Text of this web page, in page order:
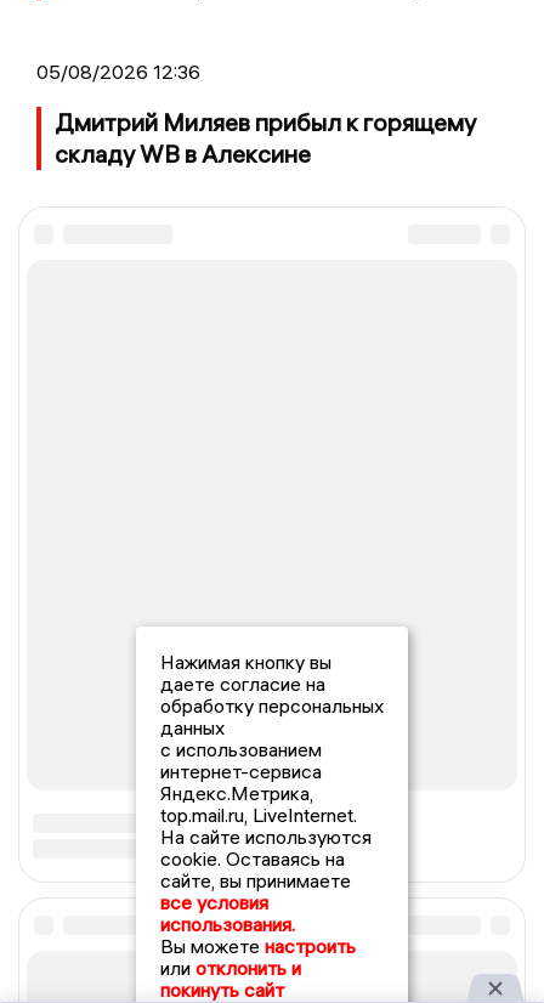
05/08/2026 12:36
Дмитрий Миляев прибыл к горящему
складу WB в Алексине
Нажимая кнопку вы
даете согласие на
обработку персональных
данных
с использованием
интернет-сервиса
Яндекс.Метрика,
top.mail.ru, LiveInternet.
На сайте используются
cookie. Оставаясь на
сайте, вы принимаете
все условия
использования.
Вы можете настроить
или отклонить и
покинуть сайт